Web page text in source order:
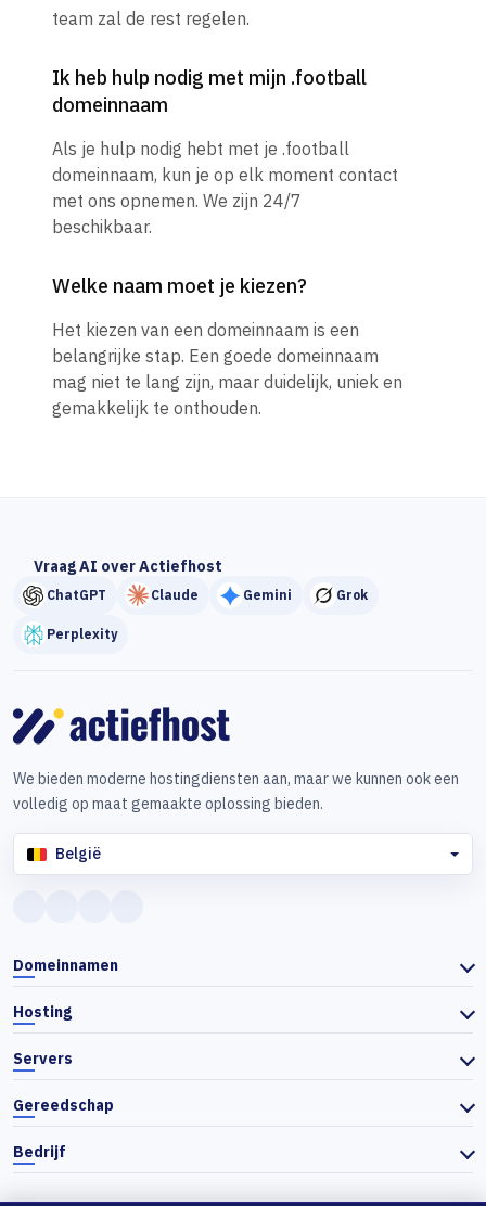
team zal de rest regelen.
Ik heb hulp nodig met mijn .football
domeinnaam
Als je hulp nodig hebt met je .football
domeinnaam, kun je op elk moment contact
met ons opnemen. We zijn 24/7
beschikbaar.
Welke naam moet je kiezen?
Het kiezen van een domeinnaam is een
belangrijke stap. Een goede domeinnaam
mag niet te lang zijn, maar duidelijk, uniek en
gemakkelijk te onthouden.
Vraag AI over Actiefhost
ChatGPT Claude Gemini Grok
Perplexity
We bieden moderne hostingdiensten aan, maar we kunnen ook een
volledig op maat gemaakte oplossing bieden.
België
Domeinnamen
Hosting
Servers
Gereedschap
Bedrijf